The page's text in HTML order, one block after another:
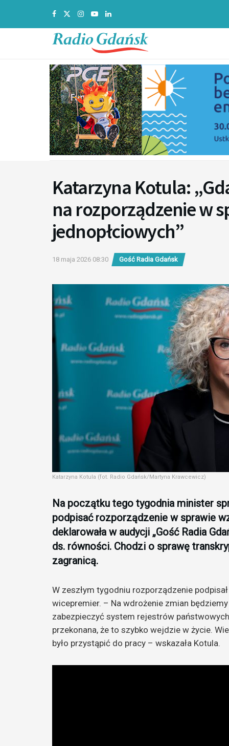
Katarzyna Kotula:
na rozporządzenie w
jednopłciowych”
18 maja 2026 08:30 Gość Radia Gdańsk
Katarzyna Kotula (fot. Radio Gdańsk/Martyna Krawcewicz)
Na początku tego tygodnia minister
podpisać rozporządzenie w sprawie
deklarowała w audycji „Gość Radia
ds. równości. Chodzi o sprawę
zagranicą.
W zeszłym tygodniu rozporządzenie
wicepremier. – Na wdrożenie zmian
zabezpieczyć system rejestrów
przekonana, że to szybko wejdzie w życie.
było przystąpić do pracy – wskazała Kotula.